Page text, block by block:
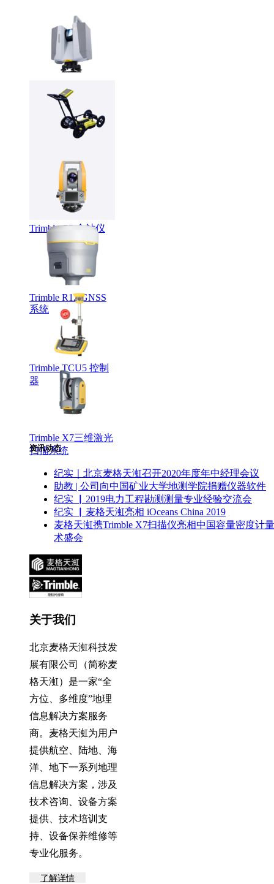
Trimble X12 三维扫
LMX系列智能探地
Trimble C5 全站仪
Trimble R12 GNSS
系统
Trimble TCU5 控制
器
Trimble X7三维激光
扫描系统
资讯动态
纪实｜北京麦格天渱召开2020年度年中经理会议
助教 | 公司向中国矿业大学地测学院捐赠仪器软件
纪实 ▏2019电力工程勘测测量专业经验交流会
纪实 ▏麦格天渱亮相 iOceans China 2019
麦格天渱携Trimble X7扫描仪亮相中国容量密度计
术盛会
关于我们
北京麦格天渱科技发
展有限公司（简称麦
格天渱）是一家“全
方位、多维度”地理
信息解决方案服务
商。麦格天渱为用户
提供航空、陆地、海
洋、地下一系列地理
信息解决方案，涉及
技术咨询、设备方案
提供、技术培训支
持、设备保养维修等
专业化服务。
了解详情